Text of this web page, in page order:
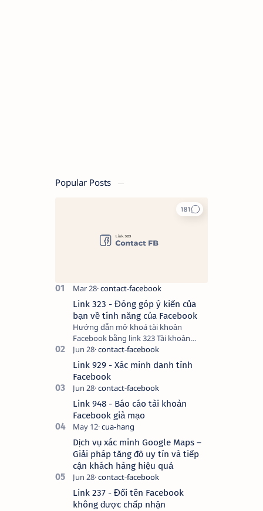
Popular Posts
Link 323 - Đóng góp ý kiến của
bạn về tính năng của Facebook
Hướng dẫn mở khoá tài khoản
Facebook bằng link 323 Tài khoản
Facebook bị vô hiệu hóa có thể do
nhiều nguyên nhân, do bạn đăng bài
hay thực hiện…
Link 929 - Xác minh danh tính
Facebook
Link 948 - Báo cáo tài khoản
Facebook giả mạo
Dịch vụ xác minh Google Maps –
Giải pháp tăng độ uy tín và tiếp
cận khách hàng hiệu quả
Link 237 - Đổi tên Facebook
không được chấp nhận